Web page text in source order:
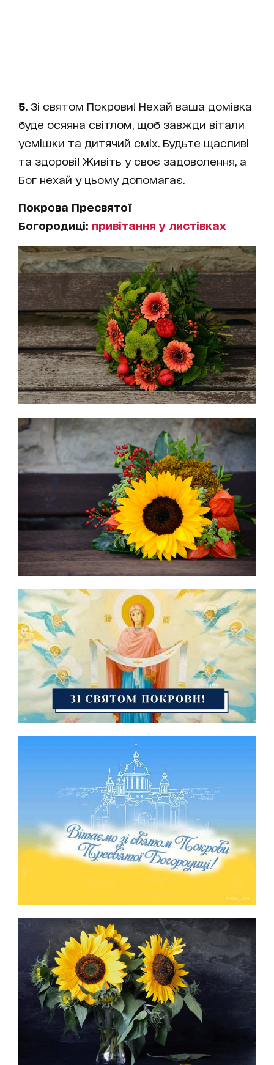
5. Зі святом Покрови! Нехай ваша домівка
буде осяяна світлом, щоб завжди вітали
усмішки та дитячий сміх. Будьте щасливі
та здорові! Живіть у своє задоволення, а
Бог нехай у цьому допомагає.
Покрова Пресвятої
Богородиці: привітання у листівках